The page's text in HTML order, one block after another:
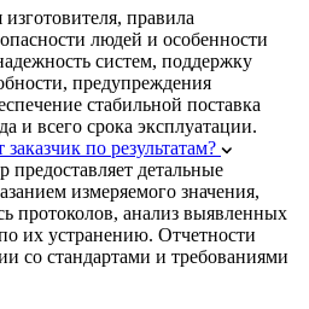
правила
людей и особенности
систем, поддержку
предупреждения
стабильной поставка
и всего срока эксплуатации.
по результатам?
детальные
измеряемого значения,
протоколов, анализ выявленных
их устранению. Отчетности
со стандартами и требованиями